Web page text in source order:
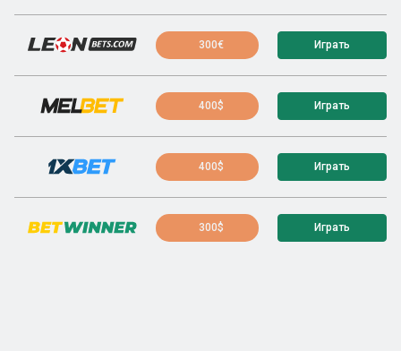
300€ Играть
400$ Играть
400$ Играть
300$ Играть